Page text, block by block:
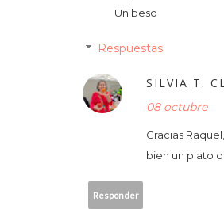
Un beso
Respuestas
SILVIA T.
08 octubre
Gracias
bien un plato
Responder